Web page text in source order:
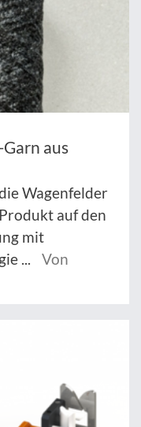
aus
Wagenfelder
auf den
mit
...
Von